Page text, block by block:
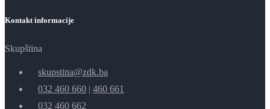
Kontakt informacije
Skupština
skupstina@zdk.ba
032 460 660 | 460 661
032 460 662